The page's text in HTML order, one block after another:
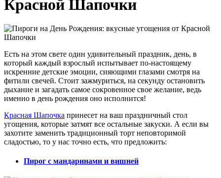
Красной Шапочки
Есть на этом свете один удивительный праздник, день, в
который каждый взрослый испытывает по-настоящему
искренние детские эмоции, сияющими глазами смотря на
фитили свечей. Стоит зажмуриться, на секунду остановить
дыхание и загадать самое сокровенное свое желание, ведь
именно в день рождения оно исполнится!
Красная Шапочка принесет на ваш праздничный стол
угощения, которые затмят все остальные закуски. А если вы
захотите заменить традиционный торт неповторимой
сладостью, то у нас точно есть, что предложить:
Пирог с мандаринами и вишней